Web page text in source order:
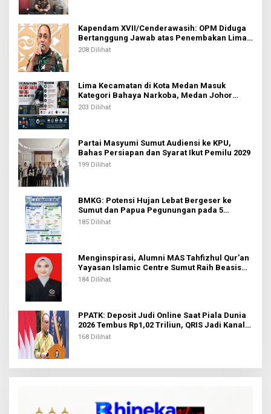
Kapendam XVII/Cenderawasih: OPM Diduga
Bertanggung Jawab atas Penembakan Lima
Pekerja di Tolikara
208 Dilihat
Lima Kecamatan di Kota Medan Masuk
Kategori Bahaya Narkoba, Medan Johor
Tertinggi
203 Dilihat
Partai Masyumi Sumut Audiensi ke KPU,
Bahas Persiapan dan Syarat Ikut Pemilu 2029
199 Dilihat
BMKG: Potensi Hujan Lebat Bergeser ke
Sumut dan Papua Pegunungan pada 5
Agustus
185 Dilihat
Menginspirasi, Alumni MAS Tahfizhul Qur’an
Yayasan Islamic Centre Sumut Raih Beasiswa
BIB Kemenag
184 Dilihat
PPATK: Deposit Judi Online Saat Piala Dunia
2026 Tembus Rp1,02 Triliun, QRIS Jadi Kanal
Terbanyak
168 Dilihat